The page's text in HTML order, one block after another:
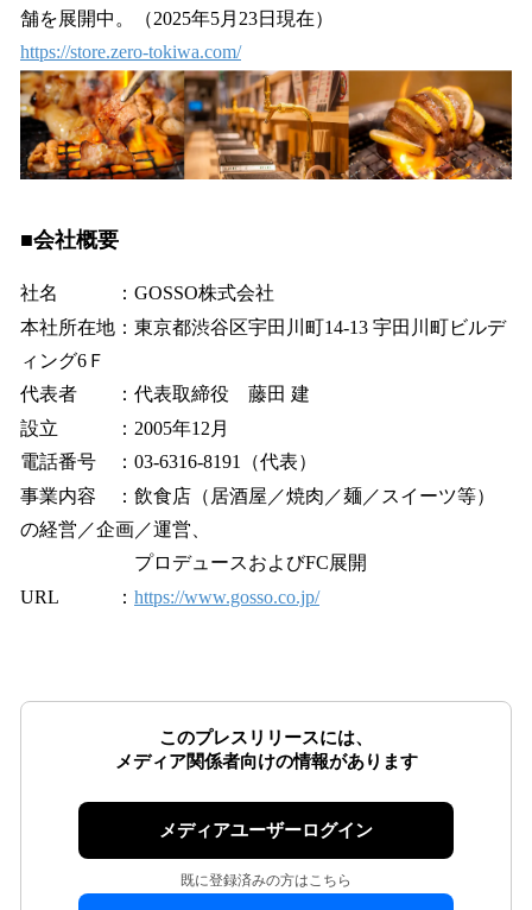
舗を展開中。（2025年5月23日現在）
https://store.zero-tokiwa.com/
■会社概要
社名 ：GOSSO株式会社
本社所在地：東京都渋谷区宇田川町14-13 宇田川町ビルデ
ィング6Ｆ
​代表者 ：代表取締役 藤田 建
設立 ：2005年12月
電話番号 ：03-6316-8191（代表）
事業内容 ：飲食店（居酒屋／焼肉／麺／スイーツ等）
の経営／企画／運営、
プロデュースおよびFC展開
URL ： https://www.gosso.co.jp/
このプレスリリースには、
メディア関係者向けの情報があります
メディアユーザーログイン
既に登録済みの方はこちら